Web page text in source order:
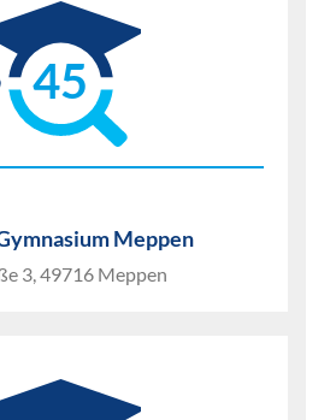
45
Meppen
3, 49716 Meppen